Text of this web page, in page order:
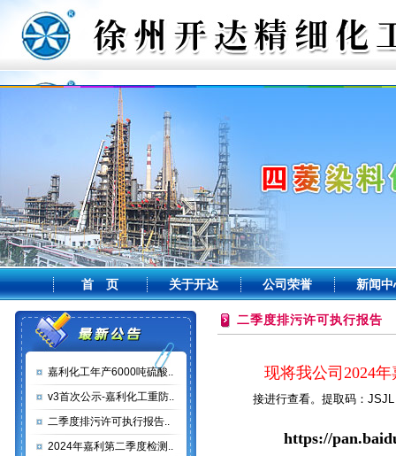
首 页 关于开达 公司荣誉 新闻中
嘉利化工年产6000吨硫酸..
v3首次公示-嘉利化工重防..
二季度排污许可执行报告..
2024年嘉利第二季度检测..
二季度排污许可执行报告
现将我公司 2024
接进行查看。提取码：JSJL
https://